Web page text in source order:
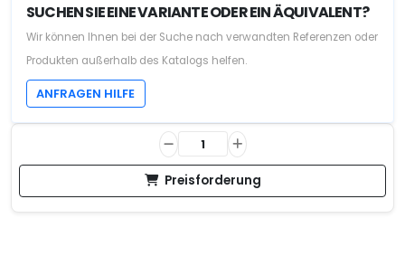
SUCHEN SIE EINE VARIANTE ODER EIN ÄQUIVALENT?
Wir können Ihnen bei der Suche nach verwandten Referenzen oder
Produkten außerhalb des Katalogs helfen.
ANFRAGEN HILFE
Preisforderung